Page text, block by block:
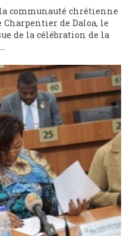
communauté chrétienne
de Daloa, le
de la célébration de la